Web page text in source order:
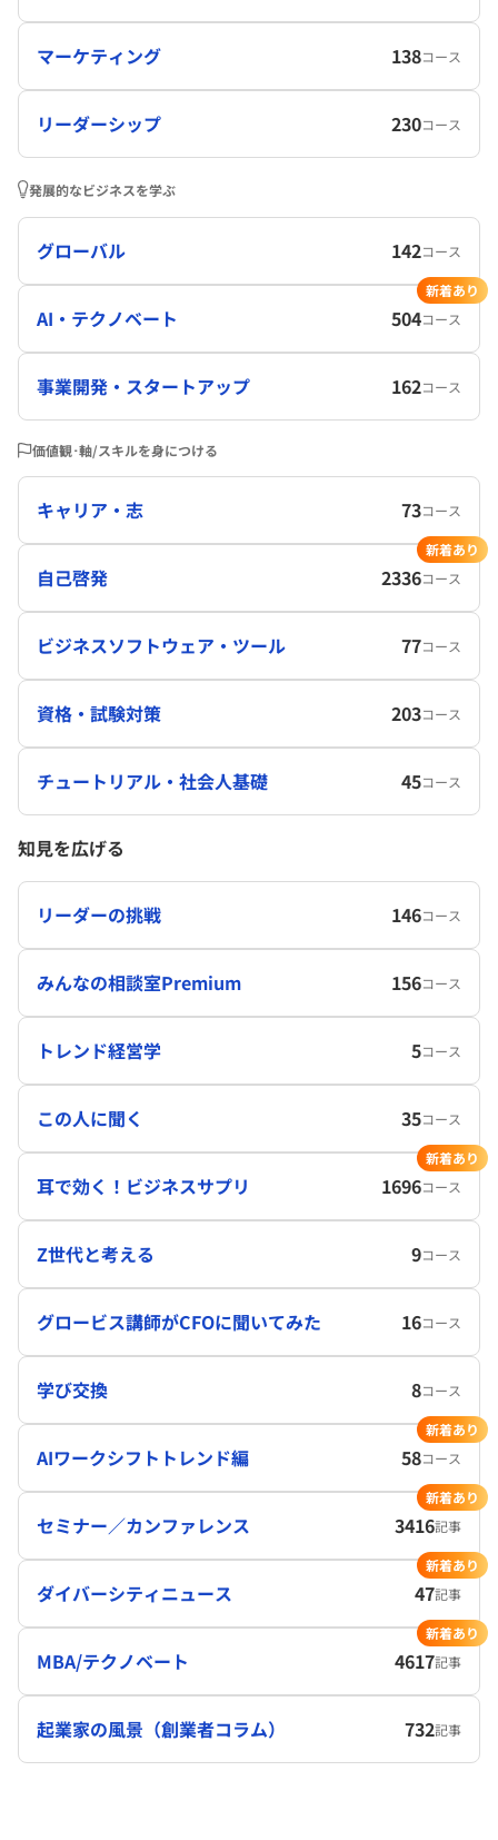
マーケティング 138コース
リーダーシップ 230コース
発展的なビジネスを学ぶ
グローバル 142コース
AI・テクノベート 504コース
新着あり
事業開発・スタートアップ 162コース
価値観･軸/スキルを身につける
キャリア・志 73コース
自己啓発 2336コース
新着あり
ビジネスソフトウェア・ツール 77コース
資格・試験対策 203コース
チュートリアル・社会人基礎 45コース
知見を広げる
リーダーの挑戦 146コース
みんなの相談室Premium 156コース
トレンド経営学 5コース
この人に聞く 35コース
耳で効く！ビジネスサプリ 1696コース
新着あり
Z世代と考える 9コース
グロービス講師がCFOに聞いてみた 16コース
学び交換 8コース
AIワークシフトトレンド編 58コース
新着あり
セミナー／カンファレンス 3416記事
新着あり
ダイバーシティニュース 47記事
新着あり
MBA/テクノベート 4617記事
新着あり
起業家の風景（創業者コラム） 732記事